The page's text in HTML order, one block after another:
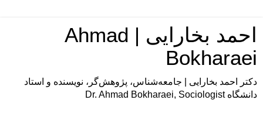
احمد بخارایی | Ahmad
Bokharaei
دکتر احمد بخارایی | جامعه‌شناس، پژوهش‌گر، نویسنده و استاد
دانشگاه Dr. Ahmad Bokharaei, Sociologist